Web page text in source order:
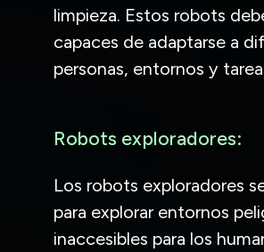
limpieza. Estos robots
capaces de adaptarse a
personas, entornos y
Robots exploradores:
Los robots exploradores
para explorar entornos
inaccesibles para los